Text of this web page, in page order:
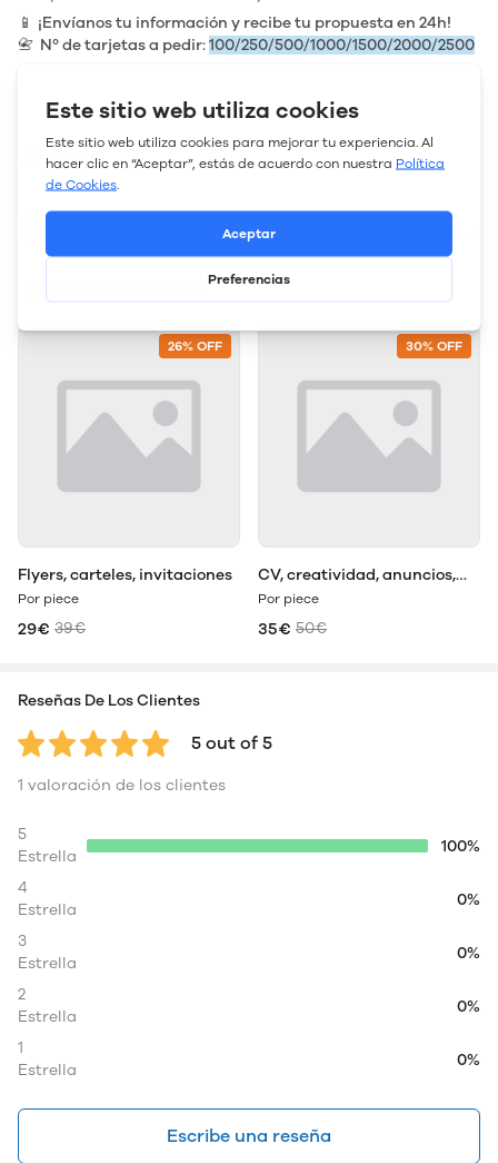
📱 ¡Envíanos tu información y recibe tu propuesta en 24h!
📇 Nº de tarjetas a pedir:100/250/500/1000/1500/2000/2500
25€ 35€
26% OFF
Flyers, carteles, invitaciones
Por piece
29€ 39€
30% OFF
CV, creatividad, anuncios,
presentaciones
Por piece
35€ 50€
Reseñas De Los Clientes
5 out of 5
1 valoración de los clientes
5
Estrella
100%
4
Estrella
0%
3
Estrella
0%
2
Estrella
0%
1
Estrella
0%
Escribe una reseña